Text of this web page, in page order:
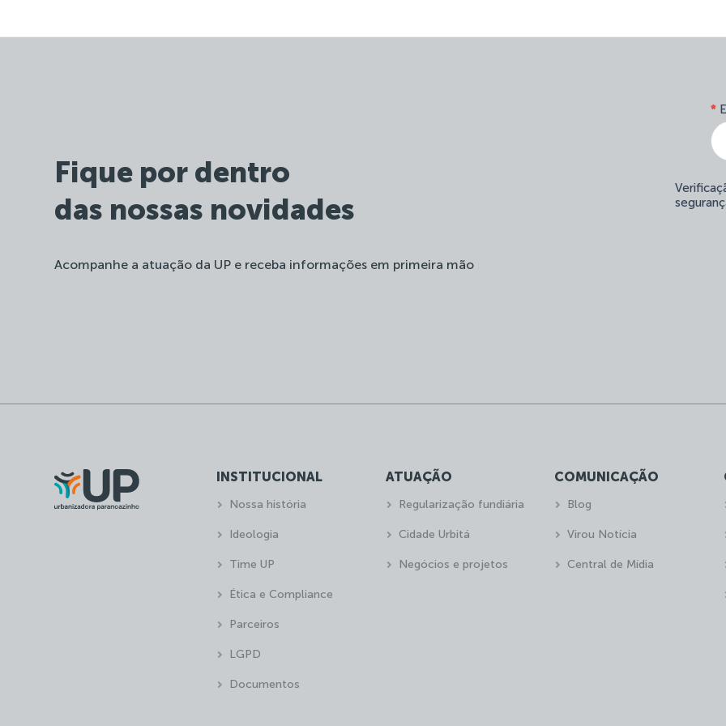
Fique por dentro
das nossas novidades
Acompanhe a atuação da UP e receba informações em primeira mão
*
INSTITUCIONAL
Nossa história
Ideologia
Time UP
Ética e Compliance
Parceiros
LGPD
Documentos
ATUAÇÃO
Regularização fundiária
Cidade Urbitá
Negócios e projetos
COMUNICAÇÃO
Blog
Virou Notícia
Central de Mídia